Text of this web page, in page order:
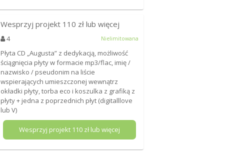
Wesprzyj projekt 110 zł lub więcej
4 Nielimitowana
Płyta CD „Augusta” z dedykacją, możliwość
ściągnięcia płyty w formacie mp3/flac, imię /
nazwisko / pseudonim na liście
wspierających umieszczonej wewnątrz
okładki płyty, torba eco i koszulka z grafiką z
płyty + jedna z poprzednich płyt (digitalllove
lub V)
Wesprzyj projekt 110zł lub więcej